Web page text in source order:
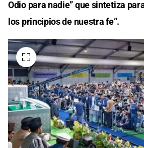
Odio para nadie” que sintetiza
los principios de nuestra fe”.